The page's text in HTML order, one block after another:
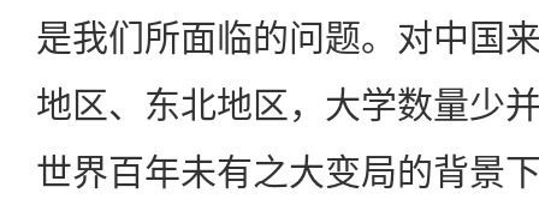
是我们所面临的问题。对中国
地区、东北地区，大学数量少
世界百年未有之大变局的背景